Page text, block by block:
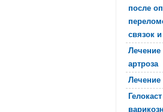
после
связок
Лечение
артроза
Лечение